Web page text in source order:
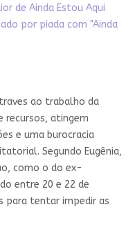
de Ainda Estou Aqui
por piada com "Ainda
ao trabalho da
recursos, atingem
e uma burocracia
Segundo Eugênia,
como o do ex-
entre 20 e 22 de
para tentar impedir as